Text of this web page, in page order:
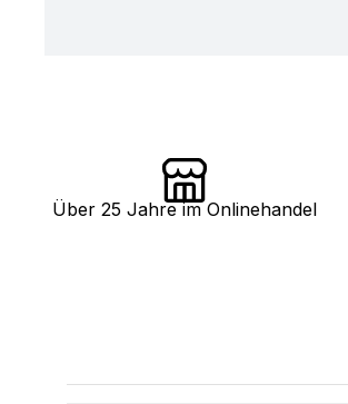
Über 25 Jahre im Onlinehandel